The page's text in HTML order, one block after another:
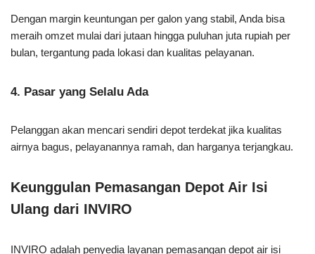
Dengan margin keuntungan per galon yang stabil, Anda bisa
meraih omzet mulai dari jutaan hingga puluhan juta rupiah per
bulan, tergantung pada lokasi dan kualitas pelayanan.
4. Pasar yang Selalu Ada
Pelanggan akan mencari sendiri depot terdekat jika kualitas
airnya bagus, pelayanannya ramah, dan harganya terjangkau.
Keunggulan Pemasangan Depot Air Isi
Ulang dari INVIRO
INVIRO adalah penyedia layanan pemasangan depot air isi